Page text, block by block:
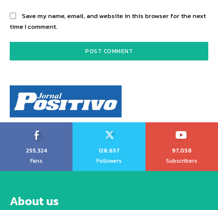
Save my name, email, and website in this browser for the next
time I comment.
255,324
Fans
128,657
Followers
97,058
Subscribers
About us